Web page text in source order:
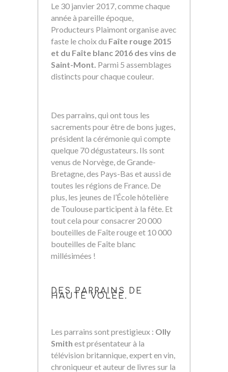
Le 30 janvier 2017, comme chaque
année à pareille époque,
Producteurs Plaimont organise avec
faste le choix du Faîte rouge 2015
et du Faîte blanc 2016 des vins de
Saint-Mont. Parmi 5 assemblages
distincts pour chaque couleur.
Des parrains, qui ont tous les
sacrements pour être de bons juges,
président la cérémonie qui compte
quelque 70 dégustateurs. Ils sont
venus de Norvège, de Grande-
Bretagne, des Pays-Bas et aussi de
toutes les régions de France. De
plus, les jeunes de l’École hôtelière
de Toulouse participent à la fête. Et
tout cela pour consacrer 20 000
bouteilles de Faîte rouge et 10 000
bouteilles de Faîte blanc
millésimées !
DES PARRAINS DE
HAUTE VOLÉE.
Les parrains sont prestigieux : Olly
Smith est présentateur à la
télévision britannique, expert en vin,
chroniqueur et auteur de livres sur la